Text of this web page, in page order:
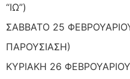
“ΙΩ”)
ΣΑΒΒΑΤΟ 25
ΠΑΡΟΥΣΙΑΣΗ)
ΚΥΡΙΑΚΗ 26